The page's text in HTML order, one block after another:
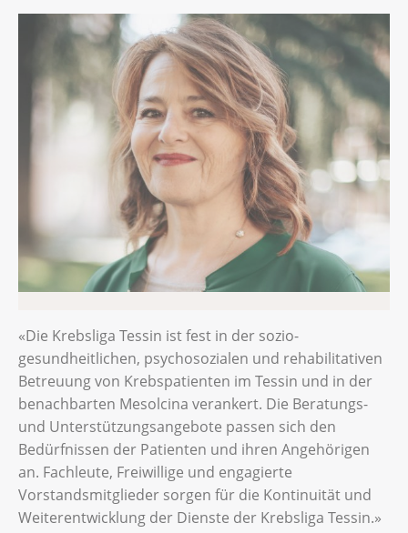
«Die Krebsliga Tessin ist fest in der sozio-
gesundheitlichen, psychosozialen und rehabilitativen
Betreuung von Krebspatienten im Tessin und in der
benachbarten Mesolcina verankert. Die Beratungs-
und Unterstützungsangebote passen sich den
Bedürfnissen der Patienten und ihren Angehörigen
an. Fachleute, Freiwillige und engagierte
Vorstandsmitglieder sorgen für die Kontinuität und
Weiterentwicklung der Dienste der Krebsliga Tessin.»